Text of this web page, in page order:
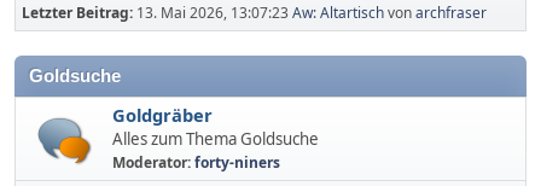
Letzter Beitrag: 13. Mai 2026, 13:07:23Aw: Altartischvonarchfraser
Goldsuche
Goldgräber
Alles zum Thema Goldsuche
Moderator:forty-niners